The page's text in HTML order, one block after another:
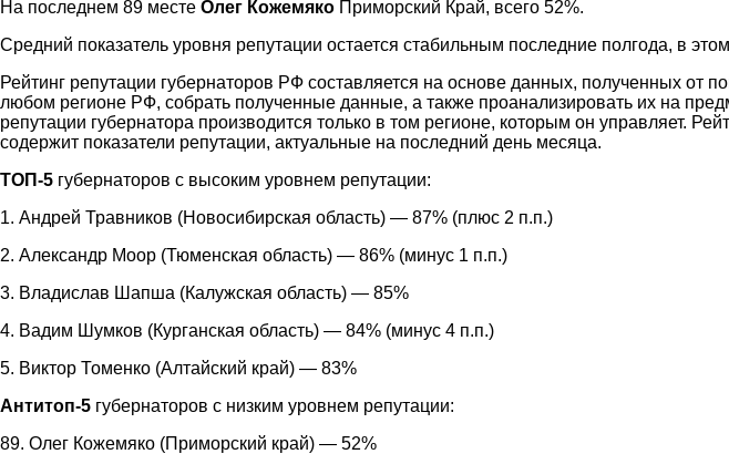
На последнем 89 месте Олег Кожемяко Приморский Край, всего 52%.
Средний показатель уровня репутации остается стабильным последние полгода, в
Рейтинг репутации губернаторов РФ составляется на основе данных, полученных от
любом регионе РФ, собрать полученные данные, а также проанализировать их на
репутации губернатора производится только в том регионе, которым он управляет.
содержит показатели репутации, актуальные на последний день месяца.
ТОП-5 губернаторов с высоким уровнем репутации:
1. Андрей Травников (Новосибирская область) — 87% (плюс 2 п.п.)
2. Александр Моор (Тюменская область) — 86% (минус 1 п.п.)
3. Владислав Шапша (Калужская область) — 85%
4. Вадим Шумков (Курганская область) — 84% (минус 4 п.п.)
5. Виктор Томенко (Алтайский край) — 83%
Антитоп-5 губернаторов с низким уровнем репутации:
89. Олег Кожемяко (Приморский край) — 52%